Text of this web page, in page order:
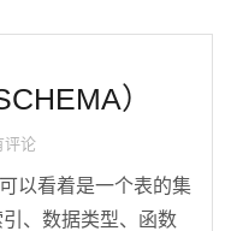
）
评论
以看着是一个表的集
、数据类型、函数